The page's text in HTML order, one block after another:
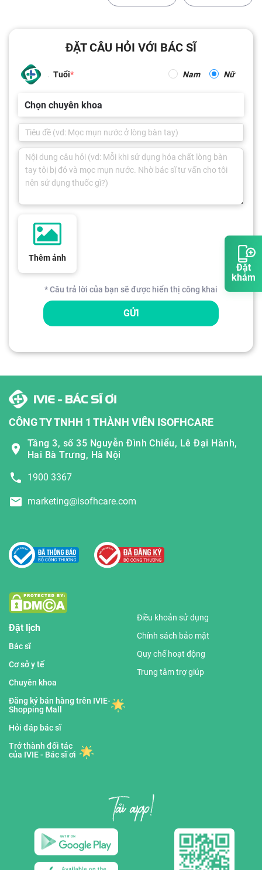
Đặt
khám
ĐẶT CÂU HỎI VỚI BÁC SĨ
Tuổi Nam Nữ
Chọn chuyên khoa
Thêm ảnh
* Câu trả lời của bạn sẽ được hiển thị công khai
GỬI
CÔNG TY TNHH 1 THÀNH VIÊN ISOFHCARE
Tầng 3, số 35 Nguyễn Đình Chiểu, Lê Đại Hành,
Hai Bà Trưng, Hà Nội
1900 3367
marketing@isofhcare.com
Đặt lịch
Bác sĩ
Cơ sở y tế
Chuyên khoa
Đăng ký bán hàng trên IVIE-
Shopping Mall
Hỏi đáp bác sĩ
Trở thành đối tác
của IVIE - Bác sĩ ơi
Điều khoản sử dụng
Chính sách bảo mật
Quy chế hoạt động
Trung tâm trợ giúp